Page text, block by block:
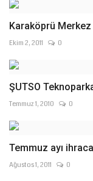
Karaköprü Merkez
Ekim 2, 2011 0
ŞUTSO
Temmuz 1, 2010 0
Temmuz ayı
Ağustos 1, 2011 0